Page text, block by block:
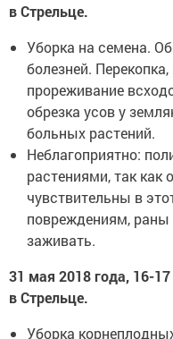
в Стрельце.
Уборка на семена.
болезней.
прореживание
обрезка усов у
больных растений.
Неблагоприятно:
растениями, так
чувствительны в
повреждениям, раны
заживать.
31 мая 2018 года, 16-
в Стрельце.
Уборка